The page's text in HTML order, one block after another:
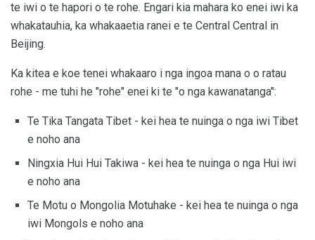
te iwi o te hapori o te rohe. Engari kia mahara ko enei iwi ka
whakatauhia, ka whakaaetia ranei e te Central Central in
Beijing.
Ka kitea e koe tenei whakaaro i nga ingoa mana o o ratau
rohe - me tuhi he "rohe" enei ki te "o nga kawanatanga":
Te Tika Tangata Tibet - kei hea te nuinga o nga iwi Tibet
e noho ana
Ningxia Hui Hui Takiwa - kei hea te nuinga o nga Hui iwi
e noho ana
Te Motu o Mongolia Motuhake - kei hea te nuinga o nga
iwi Mongols e noho ana